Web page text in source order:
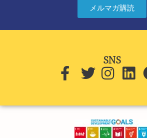
メルマガ購読
SNS